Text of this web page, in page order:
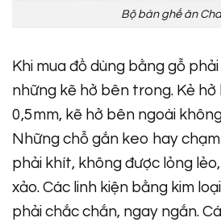
Bộ bàn ghế ăn
Khi mua đồ dùng bằng gỗ
những kẽ hở bên trong. Kẻ
0,5mm, kẽ hở bên ngoài
Những chỗ gắn keo hay
phải khít, không được lỏng
xảo. Các linh kiện bằng kim
phải chắc chắn, ngay ngắn.